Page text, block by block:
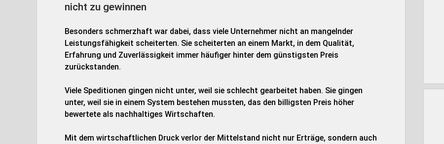
nicht zu gewinnen
Besonders schmerzhaft war dabei, dass viele Unternehmer nicht an mangelnder
Leistungsfähigkeit scheiterten. Sie scheiterten an einem Markt, in dem Qualität,
Erfahrung und Zuverlässigkeit immer häufiger hinter dem günstigsten Preis
zurückstanden.
Viele Speditionen gingen nicht unter, weil sie schlecht gearbeitet haben. Sie gingen
unter, weil sie in einem System bestehen mussten, das den billigsten Preis höher
bewertete als nachhaltiges Wirtschaften.
Mit dem wirtschaftlichen Druck verlor der Mittelstand nicht nur Erträge, sondern auch